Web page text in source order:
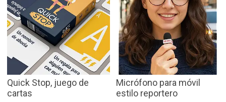
Quick Stop, juego de
cartas
Micrófono para móvil
estilo reportero